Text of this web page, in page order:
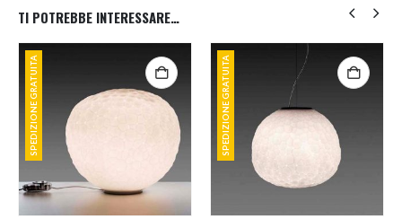
TI POTREBBE INTERESSARE…
SPEDIZIONE GRATUITA SPEDIZIONE GRATUITA